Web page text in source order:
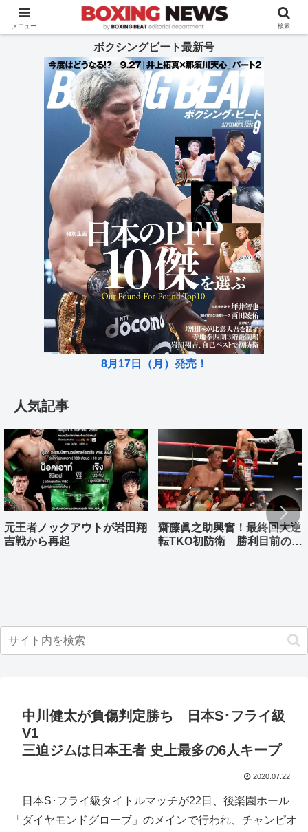
BOXING BEAT [ボクシング・ビート] 公式サイト
ボクシングビート最新号
8月17日（月）発売！
人気記事
元王者ノックアウトが岩田翔
吉戦から再起
齋藤眞之助興奮！最終回大逆
転TKO初防衛 勝利目前の村
中川健太が負傷判定勝ち 日本S･フライ級
V1
三迫ジムは日本王者 史上最多の6人キープ
2020.07.22
日本S･フライ級タイトルマッチが22日、後楽園ホール
「ダイヤモンドグローブ」のメインで行われ、チャンピオ
メニュー 検索